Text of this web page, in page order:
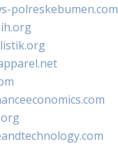
polreskebumen.com